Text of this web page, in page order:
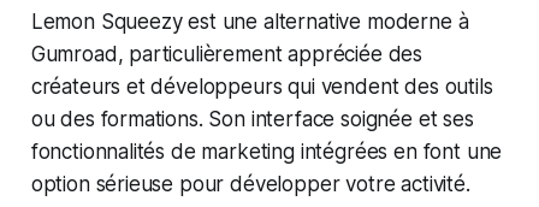
Lemon Squeezy est une alternative moderne à
Gumroad, particulièrement appréciée des
créateurs et développeurs qui vendent des outils
ou des formations. Son interface soignée et ses
fonctionnalités de marketing intégrées en font une
option sérieuse pour développer votre activité.